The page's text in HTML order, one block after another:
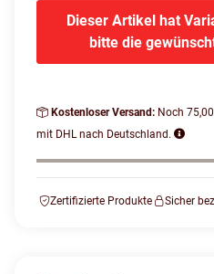
Dieser Artikel hat
bitte die
Kostenloser Versand: Noch
mit DHL nach Deutschland.
Zertifizierte Produkte Sicher